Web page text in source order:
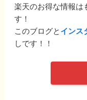
楽天のお得な情報は
す！
このブログと インス
しです！！